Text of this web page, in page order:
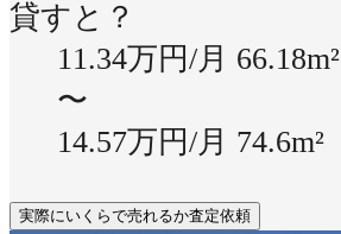
貸すと？
11.34万円/月 66.18m²
〜
14.57万円/月 74.6m²
実際にいくらで売れるか査定依頼